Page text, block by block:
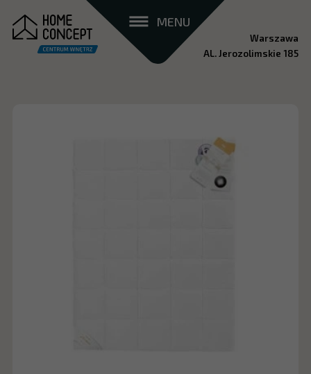
MENU
Warszawa
AL. Jerozolimskie 185